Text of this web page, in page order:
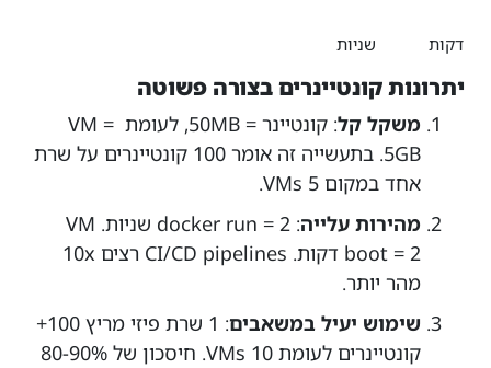
דקות שניות
יתרונות קונטיינרים בצורה פשוטה
משקל קל
: קונטיינר = 50MB, לעומת VM =
5GB. בתעשייה זה אומר 100 קונטיינרים על שרת
אחד במקום 5 VMs.
מהירות עלייה:
docker run
= 2 שניות. VM
boot = 2 דקות. CI/CD pipelines רצים 10x
מהר יותר.
שימוש יעיל במשאבים
: 1 שרת פיזי מריץ 100+
קונטיינרים לעומת 10 VMs. חיסכון של 80-90%